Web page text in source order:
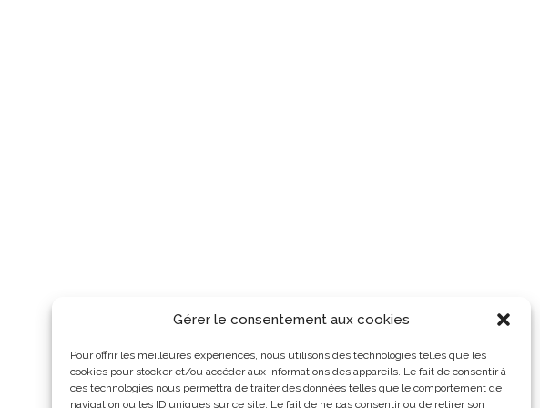
Gérer le consentement aux cookies
Pour offrir les meilleures expériences, nous utilisons des technologies telles que les
cookies pour stocker et/ou accéder aux informations des appareils. Le fait de consentir à
ces technologies nous permettra de traiter des données telles que le comportement de
navigation ou les ID uniques sur ce site. Le fait de ne pas consentir ou de retirer son